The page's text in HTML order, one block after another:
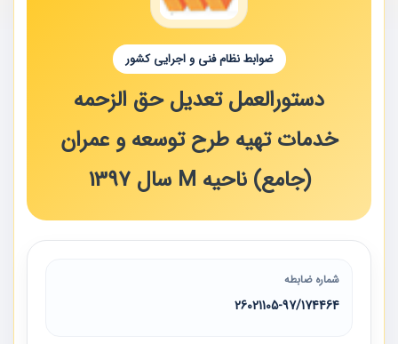
ضوابط نظام فنی و اجرایی کشور
دستورالعمل تعدیل حق الزحمه
خدمات تهیه طرح توسعه و عمران
(جامع) ناحیه M سال 1397
شماره ضابطه
26021105-97/174464